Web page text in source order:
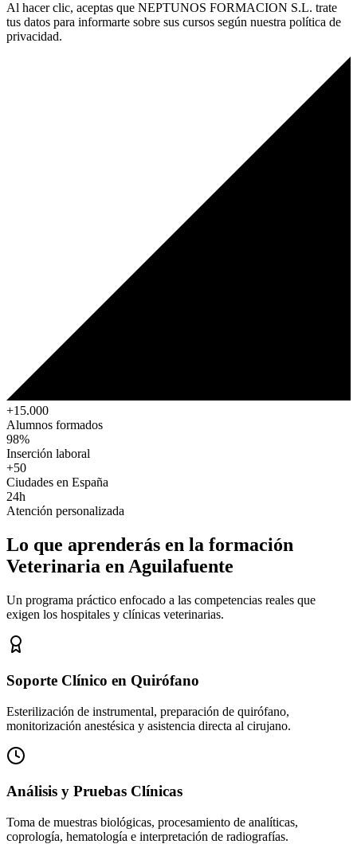
Al hacer clic, aceptas que NEPTUNOS FORMACION S.L. trate
tus datos para informarte sobre sus cursos según nuestra política de
privacidad.
+15.000
Alumnos formados
98%
Inserción laboral
+50
Ciudades en España
24h
Atención personalizada
Lo que aprenderás en la formación
Veterinaria en Aguilafuente
Un programa práctico enfocado a las competencias reales que
exigen los hospitales y clínicas veterinarias.
Soporte Clínico en Quirófano
Esterilización de instrumental, preparación de quirófano,
monitorización anestésica y asistencia directa al cirujano.
Análisis y Pruebas Clínicas
Toma de muestras biológicas, procesamiento de analíticas,
coprología, hematología e interpretación de radiografías.